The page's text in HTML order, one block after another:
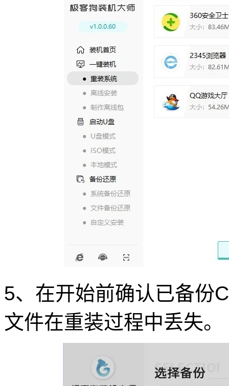
5、在开始前确认已备份
文件在重装过程中丢失。